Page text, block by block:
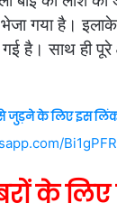
भेजा गया है।
है। साथ ही पूरे
से जुड़ने के लिए इस
के